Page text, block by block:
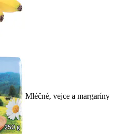
Mléčné, vejce a margaríny